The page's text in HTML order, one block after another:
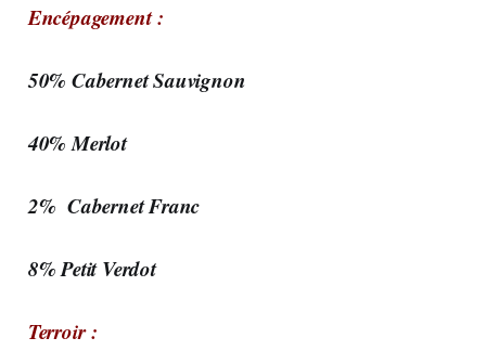
Encépagement :
50% Cabernet Sauvignon
40% Merlot
2% Cabernet Franc
8% Petit Verdot
Terroir :